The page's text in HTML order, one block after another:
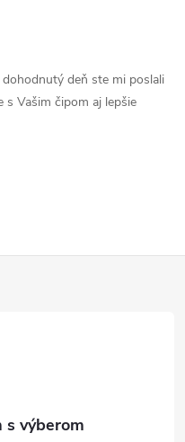
deň ste mi poslali
s Vašim čipom aj lepšie